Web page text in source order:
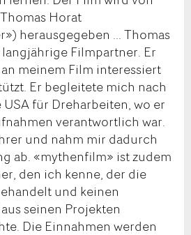
Horat
herausgegeben ... Thomas
Filmpartner. Er
meinem Film interessiert
Er begleitete mich nach
für Dreharbeiten, wo er
verantwortlich war.
und nahm mir dadurch
ab. «mythenfilm» ist zudem
den ich kenne, der die
und keinen
seinen Projekten
Die Einnahmen werden